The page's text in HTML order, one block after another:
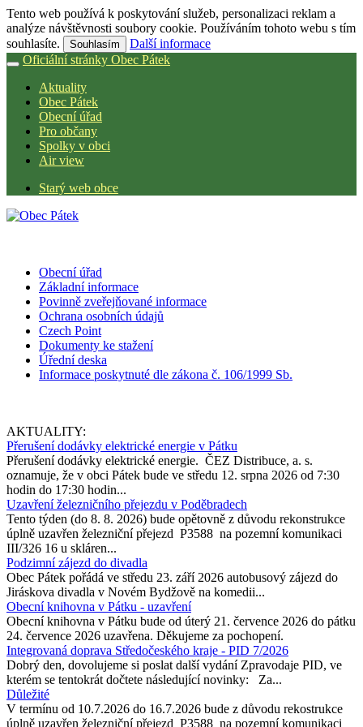
Tento web používá k poskytování služeb, personalizaci reklam a
analýze návštěvnosti soubory cookie. Používáním tohoto webu s tím
souhlasíte.
Souhlasím
Další informace
Oficiální stránky Obec Pátek
Aktuality
Obec Pátek
Obecní úřad
Pro občany
Spolky v obci
Air view
Starý web obce
Obecní úřad
Základní informace
Povinně zveřejňované informace
Ochrana osobních údajů
Czech Point
Dokumenty ke stažení
Úřední deska
Informace poskytnuté dle zákona č. 106/1999 Sb.
AKTUALITY:
Přerušení dodávky elektrické energie v Pátku
Přerušení dodávky elektrické energie. ČEZ Distribuce, a. s.
oznamuje, že v obci Pátek bude ve středu 12. srpna 2026 od 7:30
hodin do 17:30 hodin...
Uzavření železničního přejezdu v Poděbradech
Tento týden (do 8. 8. 2026) bude opětovně z důvodu rekonstrukce
úplně uzavřen železniční přejezd P3588 na pozemní komunikaci
III/326 16 u skláren...
Podzimní zájezd do divadla
Obec Pátek pořádá ve středu 23. září 2026 autobusový zájezd do
Jiráskova divadla v Novém Bydžově na komedii...
Obecní knihovna v Pátku - uzavření
Obecní knihovna v Pátku bude od úterý 21. července 2026 do pátku
24. července 2026 uzavřena. Děkujeme za pochopení.
Integrovaná doprava Středočeského kraje - PID 7/2026
Dobrý den, dovolujeme si poslat další vydání Zpravodaje PID, ve
kterém se tentokrát dočtete následující novinky: Za...
Důležité
V termínu od 10.7.2026 do 16.7.2026 bude z důvodu rekostrukce
úplně uzavřen železniční přejezd P3588 na pozemní komunikaci